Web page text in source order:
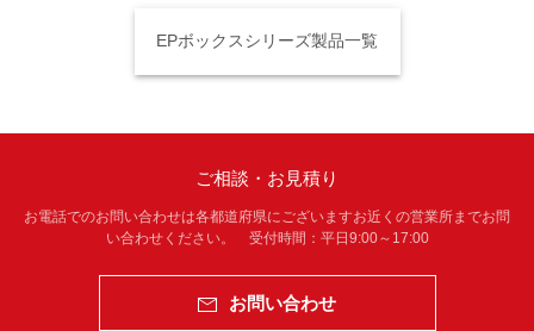
EPボックスシリーズ製品一覧
ご相談・お見積り
お電話でのお問い合わせは各都道府県にございますお近くの営業所までお問
い合わせください。 受付時間：平日9:00～17:00
お問い合わせ